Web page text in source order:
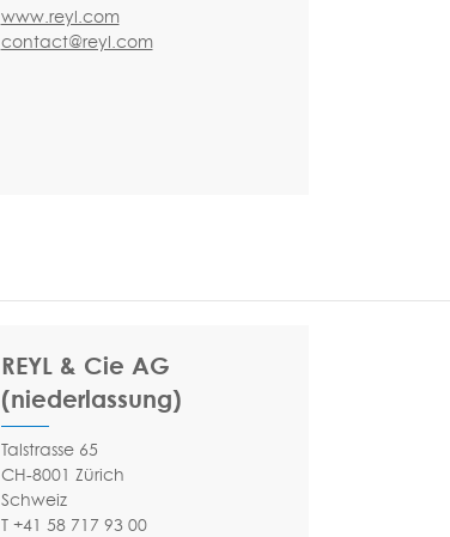
www.reyl.com
contact@reyl.com
REYL & Cie AG
(niederlassung)
Talstrasse 65
CH-8001 Zürich
Schweiz
T +41 58 717 93 00